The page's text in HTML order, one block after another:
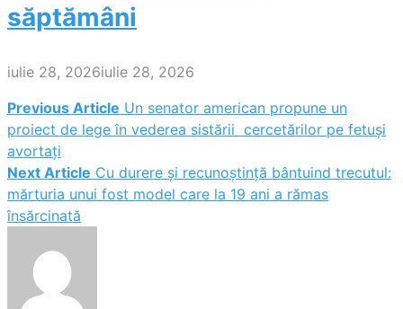
săptămâni
iulie 28, 2026iulie 28, 2026
Navigare
în
articole
Previous Article Un senator american propune un
proiect de lege în vederea sistării cercetărilor pe fetuși
avortați
Next Article Cu durere și recunoștință bântuind trecutul:
mărturia unui fost model care la 19 ani a rămas
însărcinată